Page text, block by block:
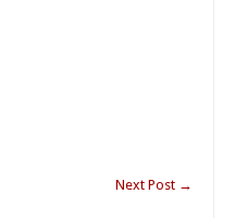
Next Post →